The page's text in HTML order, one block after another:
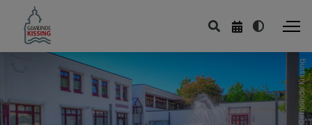
Leben & Wohnen
Bildung & Kultur
Gemeinde Kissing